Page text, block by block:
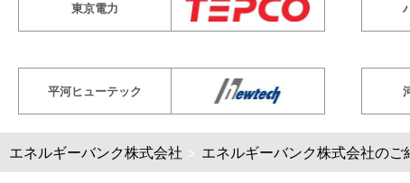
東京電力
平河ヒューテック
エネルギーバンク株式会社 > エネルギーバンク株式会社のご